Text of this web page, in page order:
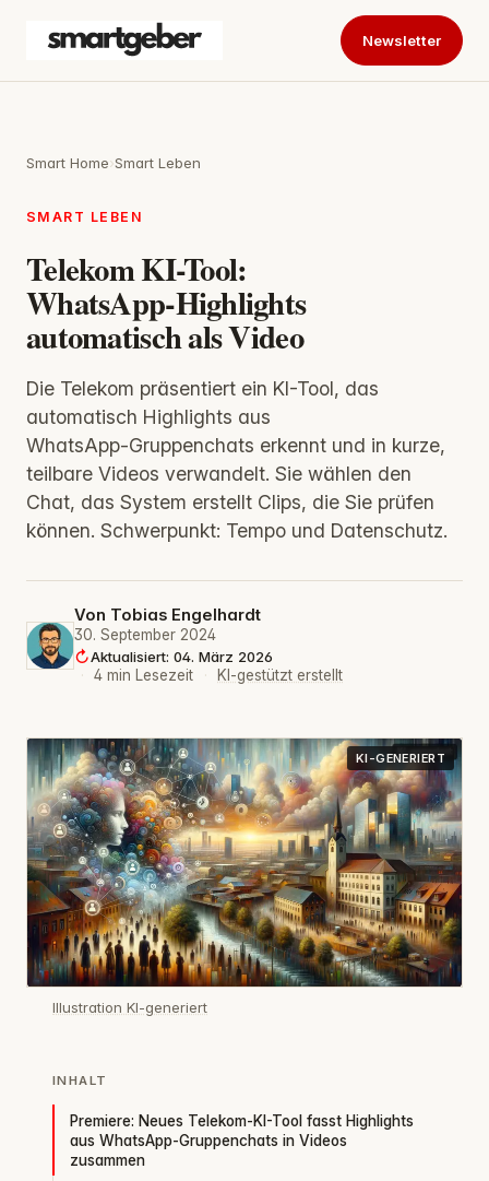
Newsletter
Smart Home›Smart Leben
SMART LEBEN
Telekom KI-Tool:
WhatsApp‑Highlights
automatisch als Video
Die Telekom präsentiert ein KI-Tool, das
automatisch Highlights aus
WhatsApp‑Gruppenchats erkennt und in kurze,
teilbare Videos verwandelt. Sie wählen den
Chat, das System erstellt Clips, die Sie prüfen
können. Schwerpunkt: Tempo und Datenschutz.
Von Tobias Engelhardt
30. September 2024
Aktualisiert: 04. März 2026
·
4 min Lesezeit · KI-gestützt erstellt
KI-GENERIERT
Illustration KI-generiert
INHALT
Premiere: Neues Telekom-KI-Tool fasst Highlights
aus WhatsApp-Gruppenchats in Videos
zusammen